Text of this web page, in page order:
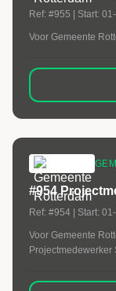
Ref: #955 | Start:
Voor Gemeente
#954
Ref: #954 | Start:
Voor Gemeente
Projectmedewerker